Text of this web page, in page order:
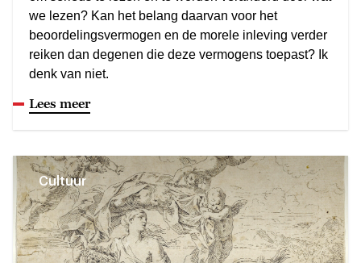
we lezen? Kan het belang daarvan voor het
beoordelingsvermogen en de morele inleving verder
reiken dan degenen die deze vermogens toepast? Ik
denk van niet.
Lees meer
Cultuur